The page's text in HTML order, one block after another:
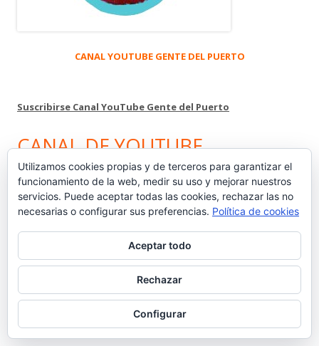
CANAL YOUTUBE GENTE DEL PUERTO
Suscribirse Canal YouTube Gente del Puerto
CANAL DE YOUTUBE
Reproductor
de
Utilizamos cookies propias y de terceros para garantizar el
funcionamiento de la web, medir su uso y mejorar nuestros
servicios. Puede aceptar todas las cookies, rechazar las no
necesarias o configurar sus preferencias. Política de cookies
Aceptar todo
Rechazar
Configurar